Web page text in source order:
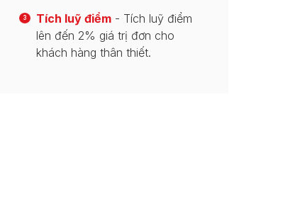
3 Tích luỹ điểm - Tích luỹ điểm
lên đến 2% giá trị đơn cho
khách hàng thân thiết.